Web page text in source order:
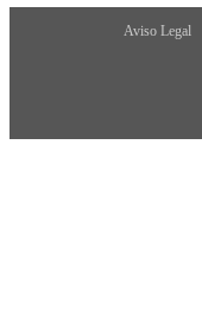
Aviso Legal